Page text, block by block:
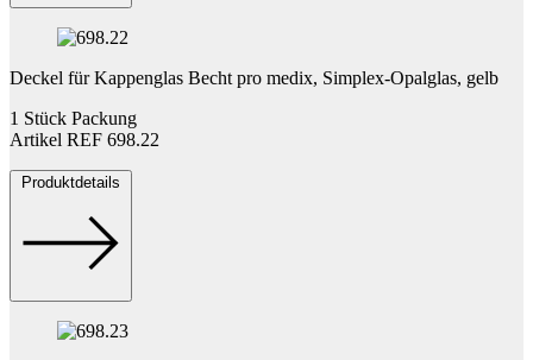
Deckel für Kappenglas Becht pro medix, Simplex-Opalglas, gelb
1 Stück Packung
Artikel REF 698.22
Produktdetails